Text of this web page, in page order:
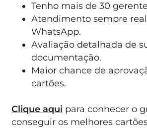
Tenho mais de 30
Atendimento sempre
WhatsApp.
Avaliação detalhada de
documentação.
Maior chance de
cartões.
Clique aqui para conhecer o
conseguir os melhores